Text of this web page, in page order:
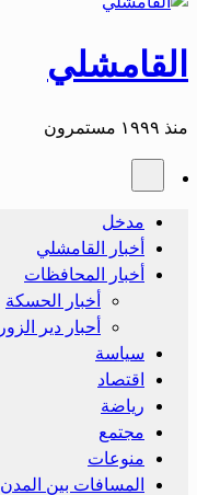
القامشلي
منذ ١٩٩٩ مستمرون
مدخل
أخبار القامشلي
أخبار المحافظات
أخبار الحسكة
أحبار دير الزور
سياسة
اقتصاد
رياضة
مجتمع
منوعات
المسافات بين المدن